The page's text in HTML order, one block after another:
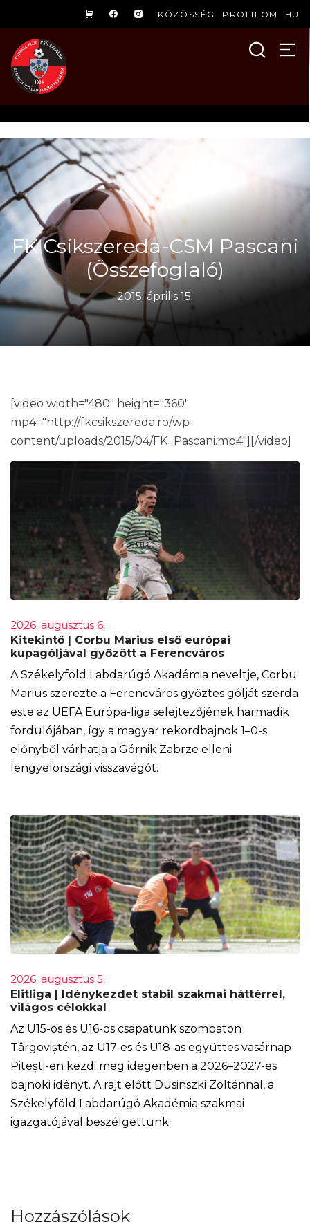
KÖZÖSSÉG PROFILOM HU
FK Csíkszereda-CSM Pascani
(Összefoglaló)
2015. április 15.
[video width="480" height="360"
mp4="http://fkcsikszereda.ro/wp-
content/uploads/2015/04/FK_Pascani.mp4"][/video]
2026. augusztus 6.
Kitekintő | Corbu Marius első európai
kupagóljával győzött a Ferencváros
A Székelyföld Labdarúgó Akadémia neveltje, Corbu
Marius szerezte a Ferencváros győztes gólját szerda
este az UEFA Európa-liga selejtezőjének harmadik
fordulójában, így a magyar rekordbajnok 1–0-s
előnyből várhatja a Górnik Zabrze elleni
lengyelországi visszavágót.
2026. augusztus 5.
Elitliga | Idénykezdet stabil szakmai háttérrel,
világos célokkal
Az U15-ös és U16-os csapatunk szombaton
Târgoviștén, az U17-es és U18-as együttes vasárnap
Pitești-en kezdi meg idegenben a 2026–2027-es
bajnoki idényt. A rajt előtt Dusinszki Zoltánnal, a
Székelyföld Labdarúgó Akadémia szakmai
igazgatójával beszélgettünk.
Hozzászólások